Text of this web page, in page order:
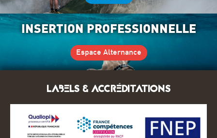
INSERTION PROFESSIONNELLE
Espace Alternance
LABELS & ACCRÉDITATIONS